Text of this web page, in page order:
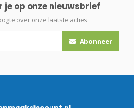
je op onze nieuwsbrief
over onze laatste acties
Abonneer